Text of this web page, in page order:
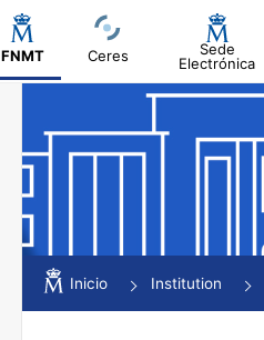
FNMT Ceres
Sede
Electrónica
Show/Hide
Inicio Institution